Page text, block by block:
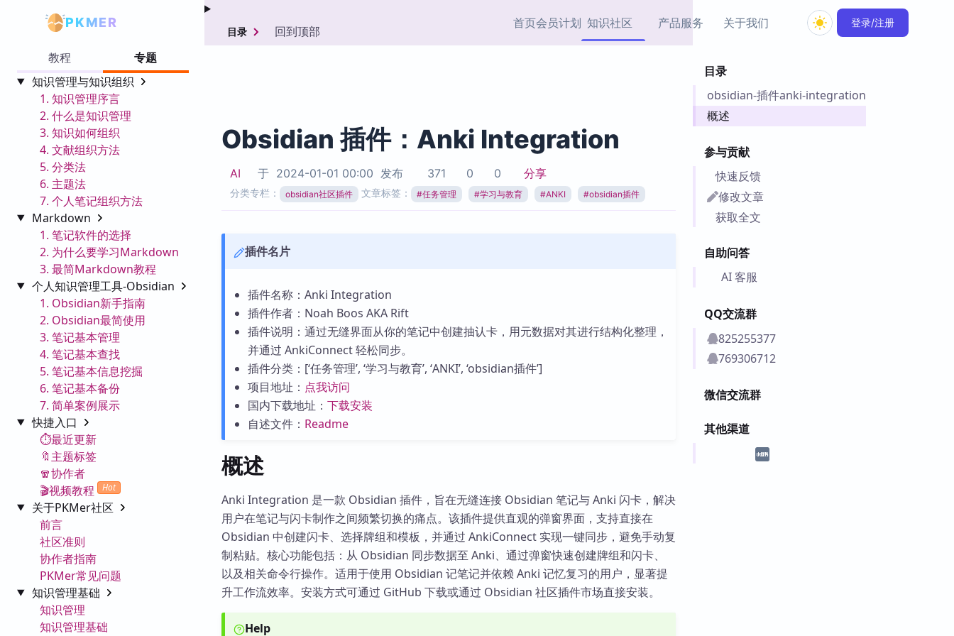
PKMER 首页会员计划 知识社区
协作者
热门链接Top5
产品服务
载
加速访问 Obsidian 官方
市场
Obsidian 思维导图插件
插件
Zettelkasten 实践示例
Obsidian 教程
关于我们 登录/注册
教程
专题
知识管理与知识组织
1. 知识管理序言
2. 什么是知识管理
3. 知识如何组织
4. 文献组织方法
5. 分类法
6. 主题法
7. 个人笔记组织方法
Markdown
1. 笔记软件的选择
2. 为什么要学习Markdown
3. 最简Markdown教程
个人知识管理工具-Obsidian
1. Obsidian新手指南
2. Obsidian最简使用
3. 笔记基本管理
4. 笔记基本查找
5. 笔记基本信息挖掘
6. 笔记基本备份
7. 简单案例展示
快捷入口
⏱️最近更新
🔖主题标签
🧣协作者
🎬视频教程
Hot
关于PKMer社区
前言
社区准则
协作者指南
PKMer常见问题
知识管理基础
知识管理
知识管理基础
目录
obsidian-插件anki-integration
概述
参与贡献
快速反馈
修改文章
获取全文
自助问答
AI 客服
QQ交流群
825255377
769306712
微信交流群
其他渠道
目录 回到顶部
Obsidian 插件：Anki Integration
AI 于 2024-01-01 00:00 发布 371 0 0 分享
分类专栏： obsidian社区插件 文章标签： #任务管理 #学习与教育 #ANKI #obsidian插件
插件名片
插件名称：Anki Integration
插件作者：Noah Boos AKA Rift
插件说明：通过无缝界面从你的笔记中创建抽认卡，用元数据对其进行结构化整理，
并通过 AnkiConnect 轻松同步。
插件分类：[‘任务管理’, ‘学习与教育’, ‘ANKI’, ‘obsidian插件’]
项目地址： 点我访问
国内下载地址： 下载安装
自述文件： Readme
概述
Anki Integration 是一款 Obsidian 插件，旨在无缝连接 Obsidian 笔记与 Anki 闪卡，解决
用户在笔记与闪卡制作之间频繁切换的痛点。该插件提供直观的弹窗界面，支持直接在
Obsidian 中创建闪卡、选择牌组和模板，并通过 AnkiConnect 实现一键同步，避免手动复
制粘贴。核心功能包括：从 Obsidian 同步数据至 Anki、通过弹窗快速创建牌组和闪卡、
以及相关命令行操作。适用于使用 Obsidian 记笔记并依赖 Anki 记忆复习的用户，显著提
升工作流效率。安装方式可通过 GitHub 下载或通过 Obsidian 社区插件市场直接安装。
Help